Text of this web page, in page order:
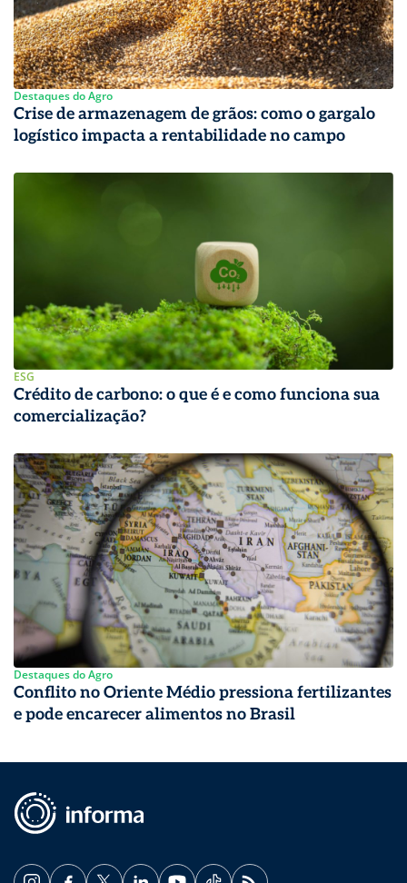
Destaques do Agro
Crise de armazenagem de grãos: como o gargalo
logístico impacta a rentabilidade no campo
ESG
Crédito de carbono: o que é e como funciona sua
comercialização?
Destaques do Agro
Conflito no Oriente Médio pressiona fertilizantes
e pode encarecer alimentos no Brasil